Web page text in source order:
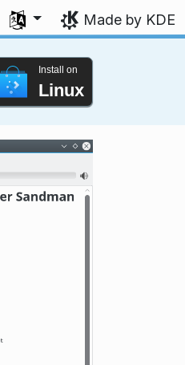
Select your language
Made by KDE
Install on
Linux